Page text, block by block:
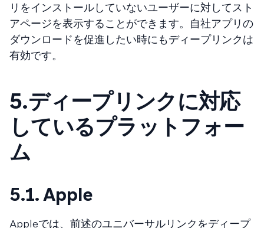
リをインストールしていないユーザーに対してスト
アページを表示することができます。自社アプリの
ダウンロードを促進したい時にもディープリンクは
有効です。
5.ディープリンクに対応
しているプラットフォー
ム
5.1. Apple
Appleでは、前述のユニバーサルリンクをディープ